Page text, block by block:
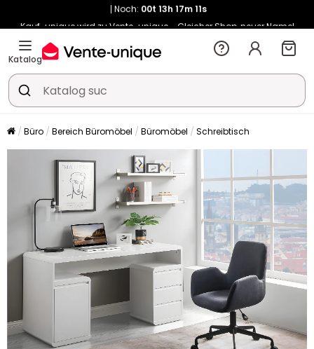
Kauf-unique wird zu Vente-unique - Gleicher Shop, neuer Name!
-10% ab 400€ mitHEAT10auf Vente-unique-Produkte
Noch:
Katalog
Büro Bereich Büromöbel Büromöbel Schreibtisch